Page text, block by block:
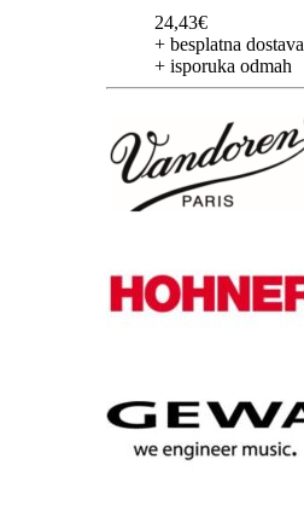
24,43€
+ besplatna dostava
+ isporuka odmah